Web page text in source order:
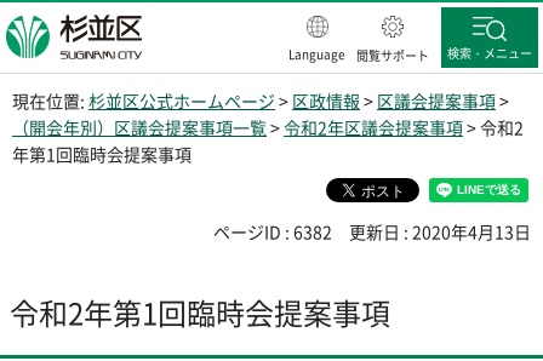
杉並区
Language 閲覧サポート 検索・メニュー
現在位置: 杉並区公式ホームページ > 区政情報 > 区議会提案事項>
（開会年別）区議会提案事項一覧>令和2年区議会提案事項> 令和2
年第1回臨時会提案事項
ページID : 6382 更新日 : 2020年4月13日
令和2年第1回臨時会提案事項